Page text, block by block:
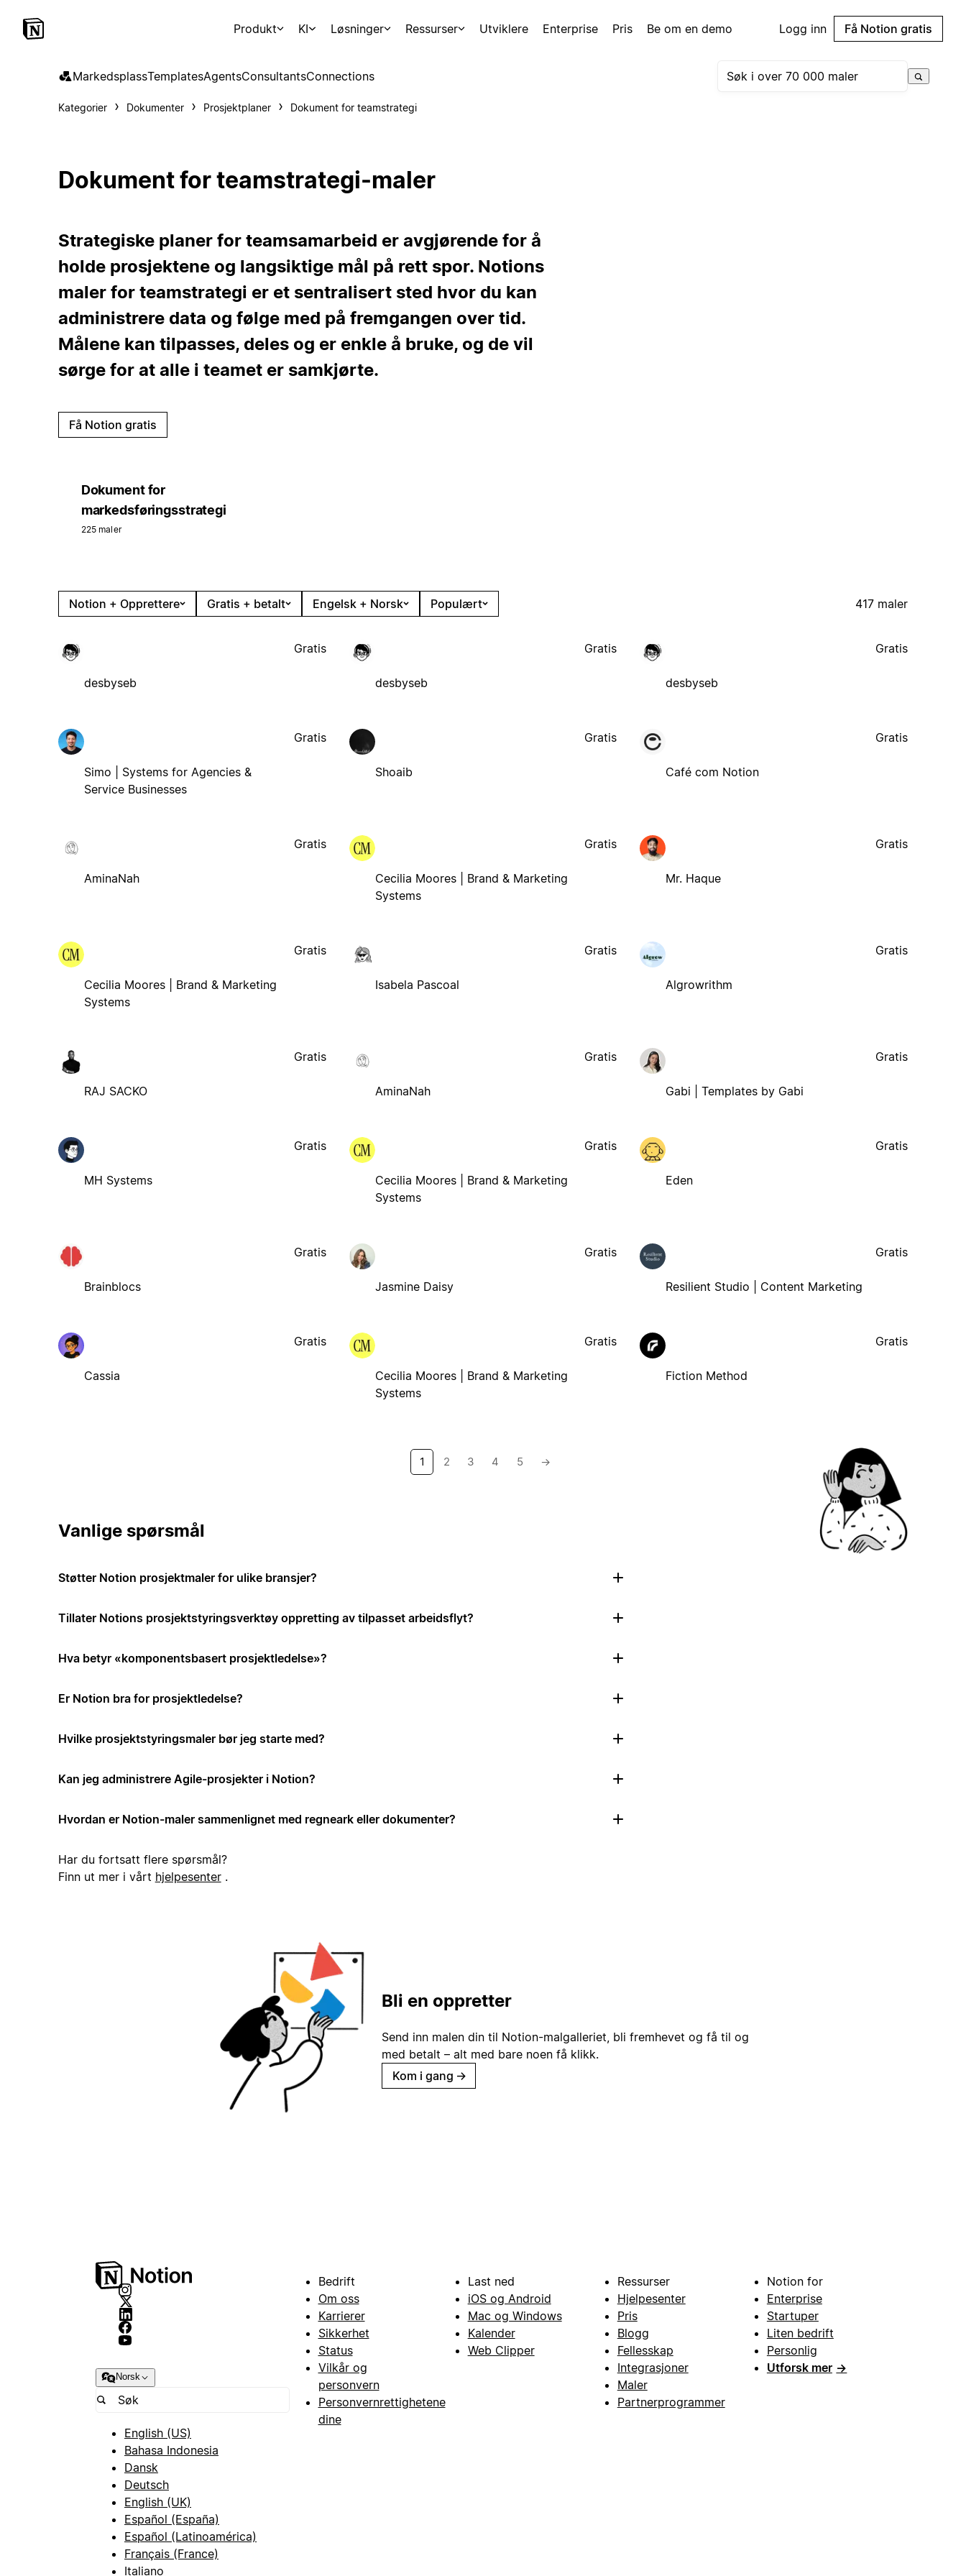
Produkt KI Løsninger Ressurser Utviklere Enterprise Pris Be om en demo Logg inn Få Notion gratis
MarkedsplassTemplatesAgentsConsultantsConnections
Kategorier Dokumenter Prosjektplaner Dokument for teamstrategi
Dokument for teamstrategi-maler
Strategiske planer for teamsamarbeid er avgjørende for å
holde prosjektene og langsiktige mål på rett spor. Notions
maler for teamstrategi er et sentralisert sted hvor du kan
administrere data og følge med på fremgangen over tid.
Målene kan tilpasses, deles og er enkle å bruke, og de vil
sørge for at alle i teamet er samkjørte.
Få Notion gratis
Dokument for
markedsføringsstrategi
225 maler
Notion + Opprettere Gratis + betalt Engelsk + Norsk Populært 417 maler
desbyseb
Gratis
desbyseb
Gratis
desbyseb
Gratis
Simo | Systems for Agencies &
Service Businesses
Gratis
Shoaib
Gratis
Café com Notion
Gratis
AminaNah
Gratis
Cecilia Moores | Brand & Marketing
Systems
Gratis
Mr. Haque
Gratis
Cecilia Moores | Brand & Marketing
Systems
Gratis
Isabela Pascoal
Gratis
Algrowrithm
Gratis
RAJ SACKO
Gratis
AminaNah
Gratis
Gabi | Templates by Gabi
Gratis
MH Systems
Gratis
Cecilia Moores | Brand & Marketing
Systems
Gratis
Eden
Gratis
Brainblocs
Gratis
Jasmine Daisy
Gratis
Resilient Studio | Content Marketing
Gratis
Cassia
Gratis
Cecilia Moores | Brand & Marketing
Systems
Gratis
Fiction Method
Gratis
1 2 3 4 5 →
Vanlige spørsmål
Støtter Notion prosjektmaler for ulike bransjer?
Tillater Notions prosjektstyringsverktøy oppretting av tilpasset arbeidsflyt?
Hva betyr «komponentsbasert prosjektledelse»?
Er Notion bra for prosjektledelse?
Hvilke prosjektstyringsmaler bør jeg starte med?
Kan jeg administrere Agile-prosjekter i Notion?
Hvordan er Notion-maler sammenlignet med regneark eller dokumenter?
Har du fortsatt flere spørsmål?
Finn ut mer i vårt hjelpesenter.
Bli en oppretter
Send inn malen din til Notion-malgalleriet, bli fremhevet og få til og
med betalt – alt med bare noen få klikk.
Kom i gang →
Norsk
English (US)
Bahasa Indonesia
Dansk
Deutsch
English (UK)
Español (España)
Español (Latinoamérica)
Français (France)
Italiano
Bedrift
Om oss
Karrierer
Sikkerhet
Status
Vilkår og
personvern
Personvernrettighetene
dine
Last ned
iOS og Android
Mac og Windows
Kalender
Web Clipper
Ressurser
Hjelpesenter
Pris
Blogg
Fellesskap
Integrasjoner
Maler
Partnerprogrammer
Notion for
Enterprise
Startuper
Liten bedrift
Personlig
Utforsk mer →